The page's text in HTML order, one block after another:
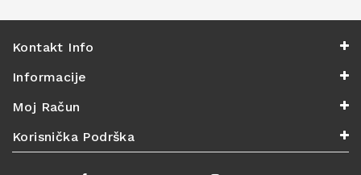
Kontakt Info
Informacije
Moj Račun
Korisnička Podrška